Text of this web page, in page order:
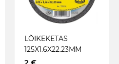
LÕIKEKETAS
125X1.6X22.23MM
"KRONENFLEX"